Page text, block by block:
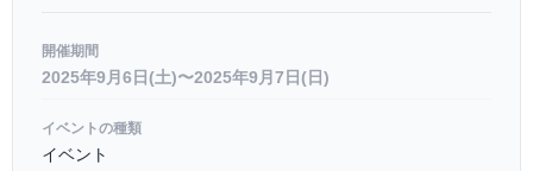
開催期間
2025年9月6日(土)〜2025年9月7日(日)
イベントの種類
イベント